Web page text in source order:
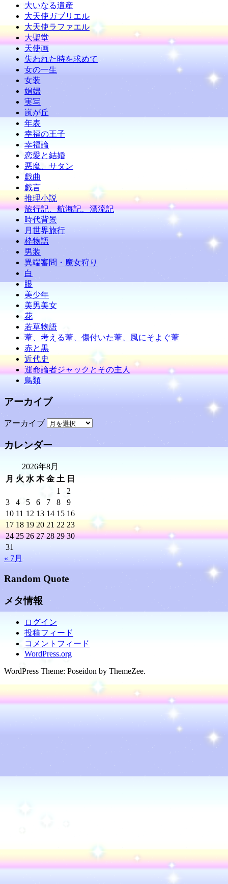
大いなる遺産
大天使ガブリエル
大天使ラファエル
大聖堂
天使画
失われた時を求めて
女の一生
女装
娼婦
実写
嵐が丘
年表
幸福の王子
幸福論
恋愛と結婚
悪魔、サタン
戯曲
戯言
推理小説
旅行記、航海記、漂流記
時代背景
月世界旅行
枠物語
男装
異端審問・魔女狩り
白
眼
美少年
美男美女
花
若草物語
葦、考える葦、傷付いた葦、風にそよぐ葦
赤と黒
近代史
運命論者ジャックとその主人
鳥類
アーカイブ
アーカイブ
カレンダー
2026年8月
月 火 水 木 金 土 日
1
2
3
4 5 6 7 8
9
10 11 12 13 14 15 16
17 18 19 20 21 22 23
24 25 26 27 28 29 30
31
« 7月
Random Quote
メタ情報
ログイン
投稿フィード
コメントフィード
WordPress.org
WordPress Theme: Poseidon by ThemeZee.